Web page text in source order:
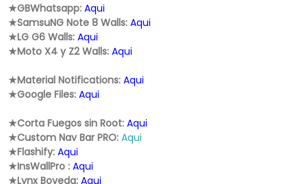
★GBWhatsapp: Aqui
★SamsuNG Note 8 Walls: Aqui
★LG G6 Walls: Aqui
★Moto X4 y Z2 Walls: Aqui
★Material Notifications: Aqui
★Google Files: Aqui
★Corta Fuegos sin Root: Aqui
★Custom Nav Bar PRO: Aqui
★Flashify: Aqui
★InsWallPro : Aqui
★Lynx Boveda: Aqui